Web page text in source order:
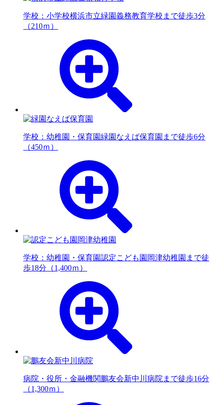
学校：小学校横浜市立緑園義務教育学校まで徒歩3分
（210ｍ）
学校：幼稚園・保育園緑園なえば保育園まで徒歩6分
（450ｍ）
学校：幼稚園・保育園認定こども園岡津幼稚園まで徒
歩18分（1,400ｍ）
病院・役所・金融機関鵬友会新中川病院まで徒歩16分
（1,300ｍ）